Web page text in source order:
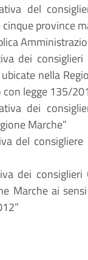
del
province
dei consiglieri
nella
legge 135/
dei
Marche”
del
dei consiglieri
Marche ai